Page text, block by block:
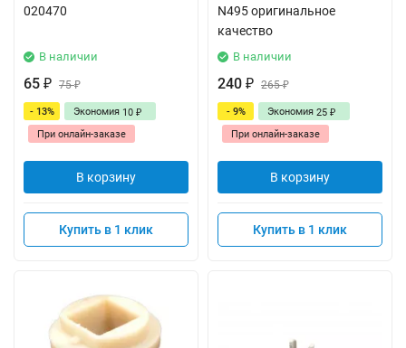
020470
В наличии
65 ₽ 75₽
- 13% Экономия 10 ₽
При онлайн-заказе
В корзину
Купить в 1 клик
N495 оригинальное
качество
В наличии
240 ₽ 265₽
- 9% Экономия 25 ₽
При онлайн-заказе
В корзину
Купить в 1 клик